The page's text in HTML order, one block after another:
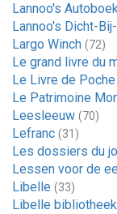
Lannoo's
Lannoo's Dicht-
Largo Winch (72)
Le grand livre du
Le Livre de Poche
Le Patrimoine
Leesleeuw (70)
Lefranc (31)
Les dossiers du
Lessen voor de
Libelle (33)
Libelle bibliotheek